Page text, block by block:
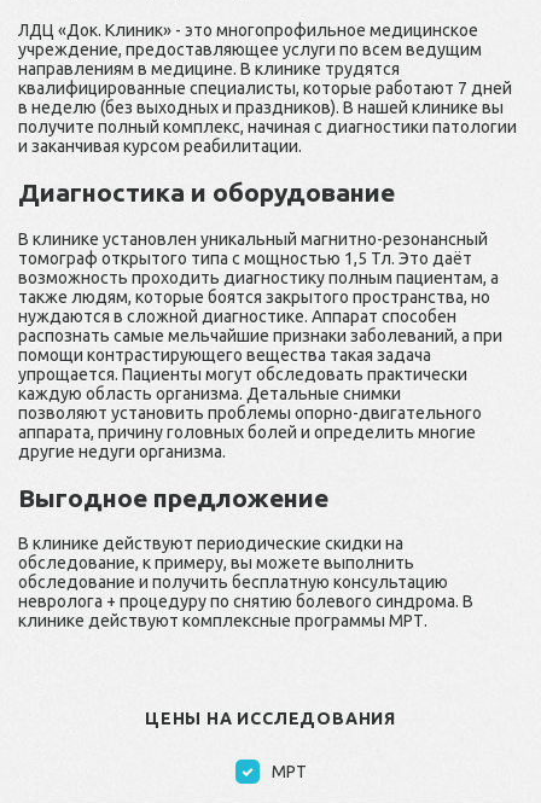
ЛДЦ «Док. Клиник» - это многопрофильное медицинское
учреждение, предоставляющее услуги по всем ведущим
направлениям в медицине. В клинике трудятся
квалифицированные специалисты, которые работают 7 дней
в неделю (без выходных и праздников). В нашей клинике вы
получите полный комплекс, начиная с диагностики патологии
и заканчивая курсом реабилитации.
Диагностика и оборудование
В клинике установлен уникальный магнитно-резонансный
томограф открытого типа с мощностью 1,5 Тл. Это даёт
возможность проходить диагностику полным пациентам, а
также людям, которые боятся закрытого пространства, но
нуждаются в сложной диагностике. Аппарат способен
распознать самые мельчайшие признаки заболеваний, а при
помощи контрастирующего вещества такая задача
упрощается. Пациенты могут обследовать практически
каждую область организма. Детальные снимки
позволяют установить проблемы опорно-двигательного
аппарата, причину головных болей и определить многие
другие недуги организма.
Выгодное предложение
В клинике действуют периодические скидки на
обследование, к примеру, вы можете выполнить
обследование и получить бесплатную консультацию
невролога + процедуру по снятию болевого синдрома. В
клинике действуют комплексные программы МРТ.
ЦЕНЫ НА ИССЛЕДОВАНИЯ
МРТ